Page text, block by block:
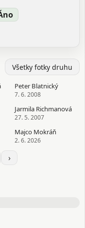
Všetky fotky druhu
Peter Blatnický
7. 6. 2008
Jarmila Richmanová
27. 5. 2007
Majco Mokráň
2. 6. 2026
›